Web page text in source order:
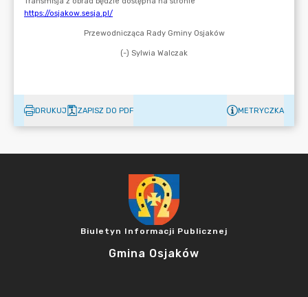
DRUKUJ ZAPISZ DO PDF METRYCZKA
Biuletyn Informacji Publicznej
Gmina Osjaków